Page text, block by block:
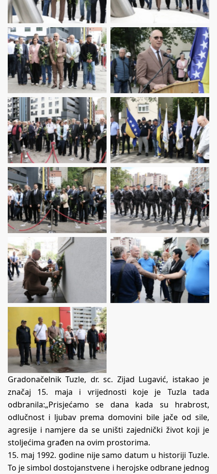
Gradonačelnik Tuzle, dr. sc. Zijad Lugavić, istakao je
značaj 15. maja i vrijednosti koje je Tuzla tada
odbranila:„Prisjećamo se dana kada su hrabrost,
odlučnost i ljubav prema domovini bile jače od sile,
agresije i namjere da se uništi zajednički život koji je
stoljećima građen na ovim prostorima.
15. maj 1992. godine nije samo datum u historiji Tuzle.
To je simbol dostojanstvene i herojske odbrane jednog